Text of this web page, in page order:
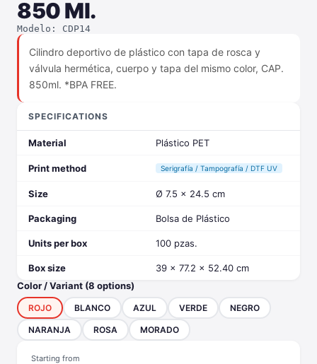
850 Ml.
Modelo: CDP14
Cilindro deportivo de plástico con tapa de rosca y
válvula hermética, cuerpo y tapa del mismo color, CAP.
850ml. *BPA FREE.
SPECIFICATIONS
Material Plástico PET
Print method Serigrafía / Tampografía / DTF UV
Size Ø 7.5 x 24.5 cm
Packaging Bolsa de Plástico
Units per box 100 pzas.
Box size
39 x 77.2 x 52.40 cm
Color / Variant (8 options)
ROJO BLANCO AZUL VERDE NEGRO
NARANJA ROSA MORADO
Starting from